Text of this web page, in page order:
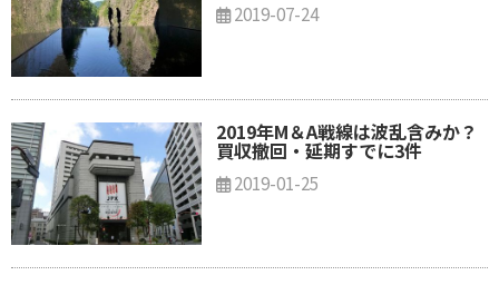
2019-07-24
2019年M＆A戦線は波乱含みか？
買収撤回・延期すでに3件
2019-01-25